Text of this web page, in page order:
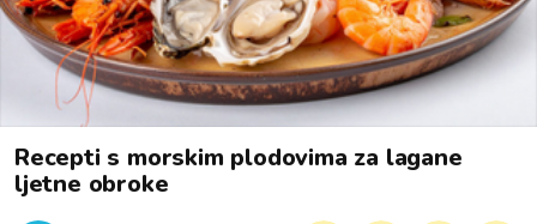
Recepti s morskim plodovima za lagane
ljetne obroke